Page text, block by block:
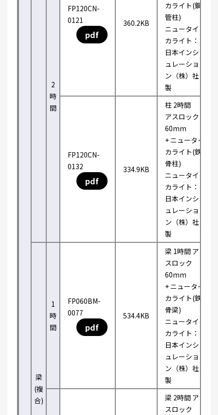
2
時
間
FP120CN-
0121
pdf
360.2KB
カライト(鋼
管柱)
ニュータイ
カライト：
日本インシ
ュレーショ
ン（株）社
製
FP120CN-
0132
pdf
334.9KB
柱 2時間
アスロック
60mm
+ ニュータイ
カライト(鉄
骨柱)
ニュータイ
カライト：
日本インシ
ュレーショ
ン（株）社
製
梁
(複
合)
1
時
間
FP060BM-
0077
pdf
534.4KB
梁 1時間 ア
スロック
60mm
+ ニュータイ
カライト(鉄
骨梁)
ニュータイ
カライト：
日本インシ
ュレーショ
ン（株）社
製
梁 2時間 ア
スロック